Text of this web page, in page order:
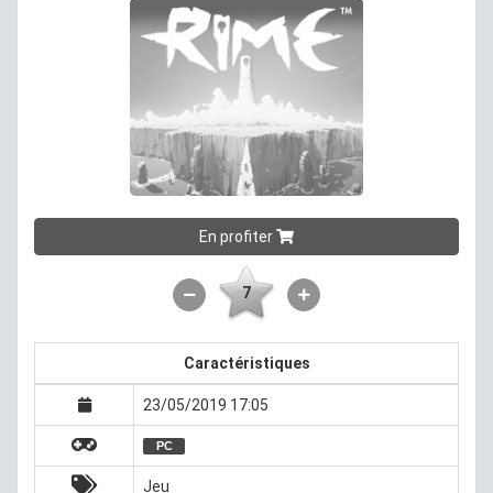
En profiter
7
Caractéristiques
23/05/2019 17:05
PC
Jeu